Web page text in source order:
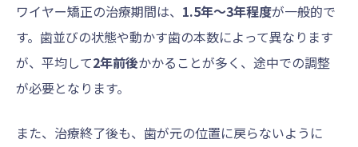
ワイヤー矯正の治療期間は、 1.5年〜3年程度が一般的で
す。歯並びの状態や動かす歯の本数によって異なります
が、平均して2年前後かかることが多く、途中での調整
が必要となります。
また、治療終了後も、歯が元の位置に戻らないように